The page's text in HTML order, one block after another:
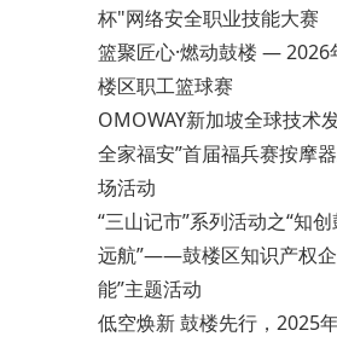
杯"网络安全职业技能大赛
篮聚匠心·燃动鼓楼 — 2026
楼区职工篮球赛
OMOWAY新加坡全球技术
全家福安”首届福兵赛按摩
场活动
“三山记市”系列活动之“知
远航”——鼓楼区知识产权
能”主题活动
低空焕新 鼓楼先行，2025